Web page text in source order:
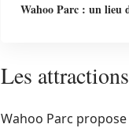
Wahoo Parc : un lieu
Les
Wahoo Parc